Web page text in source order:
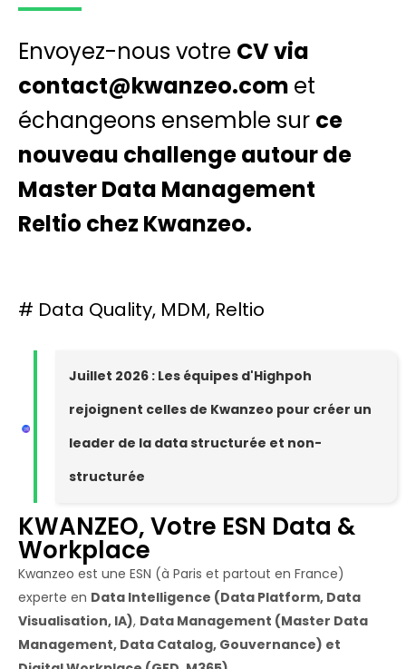
Envoyez-nous votre CV via
contact@kwanzeo.com et
échangeons ensemble sur ce
nouveau challenge autour de
Master Data Management
Reltio chez Kwanzeo.
# Data Quality, MDM, Reltio
Juillet 2026 : Les équipes d'Highpoh
rejoignent celles de Kwanzeo pour créer un
leader de la data structurée et non-
structurée
KWANZEO, Votre ESN Data &
Workplace
Kwanzeo est une ESN (à Paris et partout en France)
experte en Data Intelligence (Data Platform, Data
Visualisation, IA), Data Management (Master Data
Management, Data Catalog, Gouvernance) et